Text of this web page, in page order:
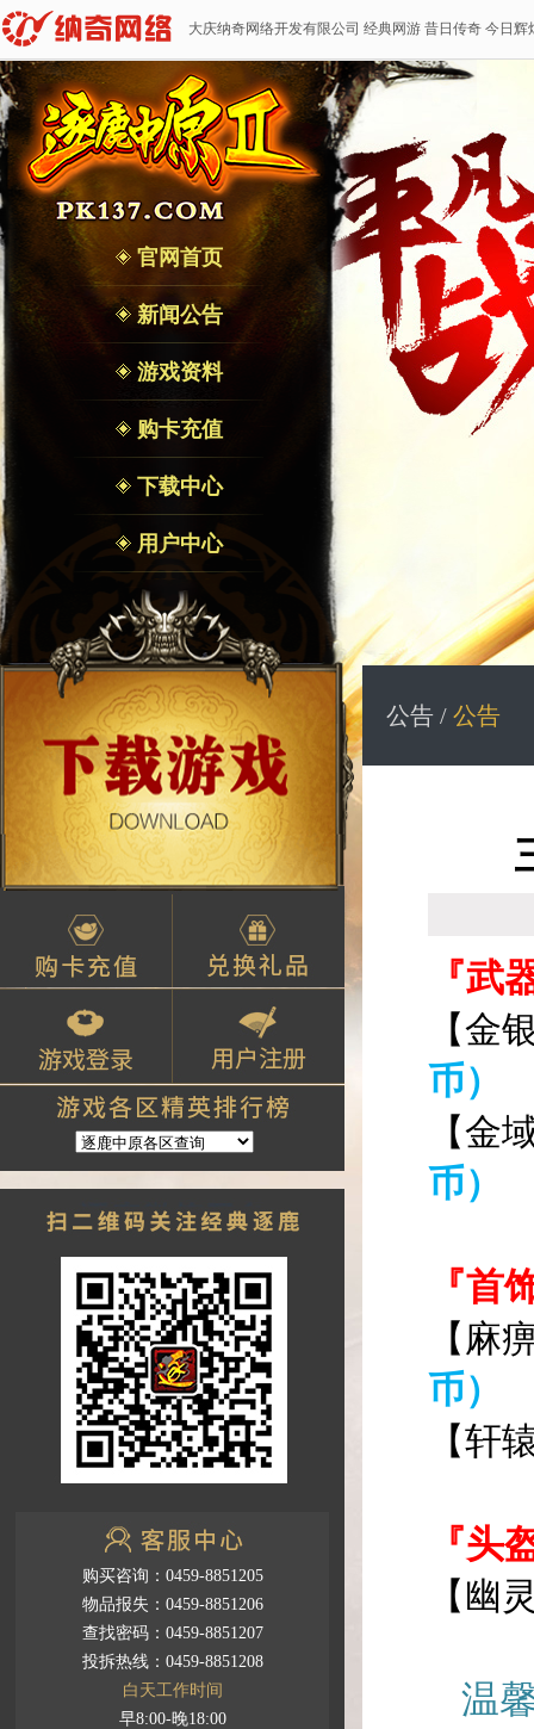
大庆纳奇网络开发有限公司 经典网游 昔日传奇 今日辉
官网首页
新闻公告
游戏资料
购卡充值
下载中心
用户中心
购买咨询：0459-8851205
物品报失：0459-8851206
查找密码：0459-8851207
投拆热线：0459-8851208
白天工作时间
早8:00-晚18:00
公告 / 公告
『武
【金
币）
【金
币）
『首
【麻
币）
【轩
『头
【幽
温